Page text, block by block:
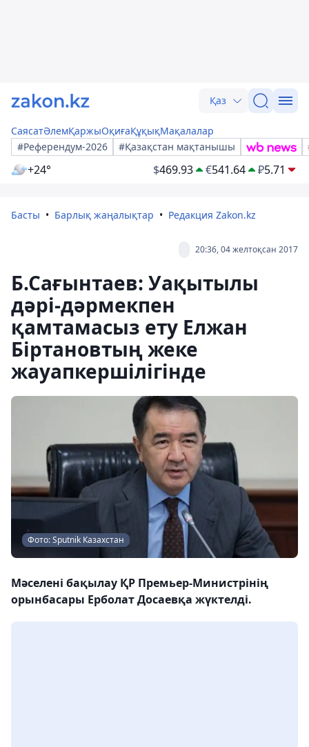
Қаз
СаясатӘлемҚаржыОқиғаҚұқықМақалалар
#Референдум-2026
#Қазақстан мақтанышы
+24° $469.93 €541.64 ₽5.71
Басты Барлық жаңалықтар Редакция Zakon.kz
20:36, 04 желтоқсан 2017
Б.Сағынтаев: Уақытылы
дәрі-дәрмекпен
қамтамасыз ету Елжан
Біртановтың жеке
жауапкершілігінде
Фото: Sputnik Казахстан
Мәселені бақылау ҚР Премьер-Министрінің
орынбасары Ерболат Досаевқа жүктелді.